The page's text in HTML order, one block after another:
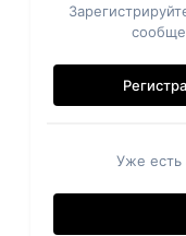
Уже есть